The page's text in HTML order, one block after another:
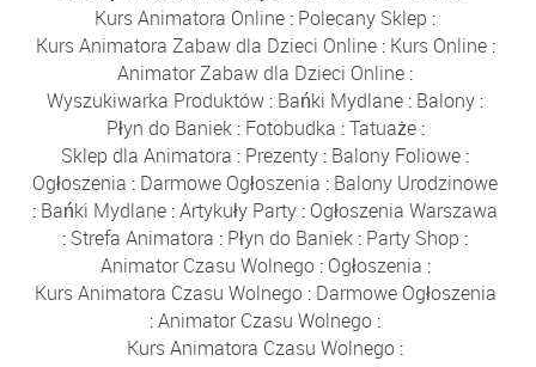
Kurs Animatora Online : Polecany Sklep :
Kurs Animatora Zabaw dla Dzieci Online: Kurs Online:
Animator Zabaw dla Dzieci Online :
Wyszukiwarka Produktów : Bańki Mydlane : Balony :
Płyn do Baniek: Fotobudka :Tatuaże:
Sklep dla Animatora : Prezenty : Balony Foliowe :
Ogłoszenia : Darmowe Ogłoszenia : Balony Urodzinowe
: Bańki Mydlane :Artykuły Party : Ogłoszenia Warszawa
: Strefa Animatora : Płyn do Baniek : Party Shop :
Animator Czasu Wolnego: Ogłoszenia :
Kurs Animatora Czasu Wolnego: Darmowe Ogłoszenia
:Animator Czasu Wolnego :
Kurs Animatora Czasu Wolnego :